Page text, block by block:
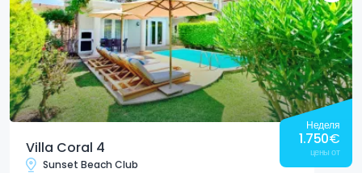
Villa Coral 4
Sunset Beach Club
Неделя
1.750€
цены от